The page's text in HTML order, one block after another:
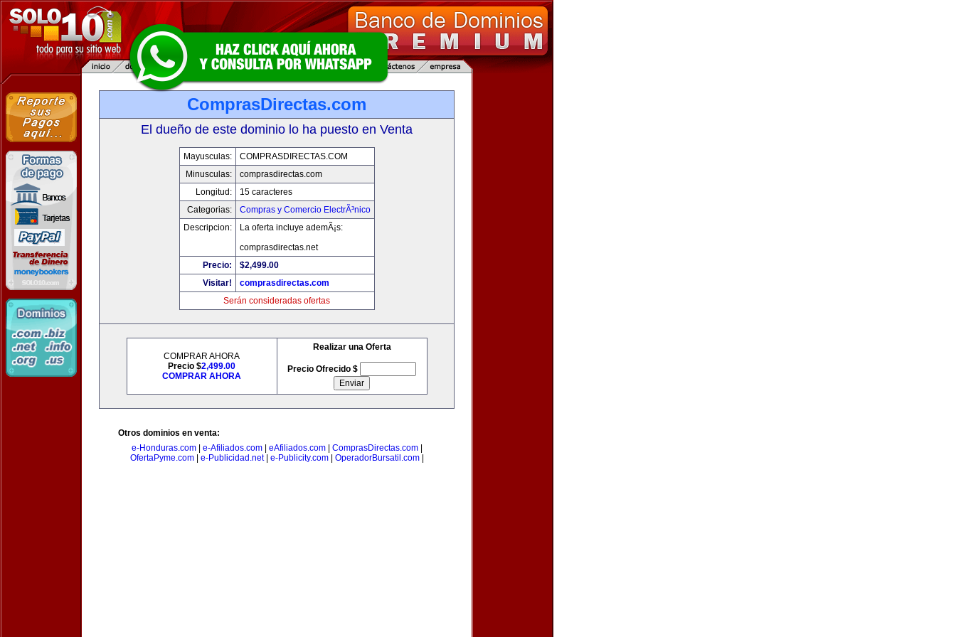
ComprasDirectas.com
El dueño de este dominio lo ha puesto en Venta
Mayusculas:
COMPRASDIRECTAS.COM
Minusculas:
comprasdirectas.com
Longitud:
15 caracteres
Categorias:
Compras y Comercio ElectrÃ³nico
Descripcion:
La oferta incluye ademÃ¡s:
comprasdirectas.net
Precio:
$2,499.00
Visitar!
comprasdirectas.com
Serán consideradas ofertas
COMPRAR AHORA
Precio $2,499.00
COMPRAR AHORA
Realizar una Oferta
Precio Ofrecido $
Otros dominios en venta:
e-Honduras.com| e-Afiliados.com| eAfiliados.com| ComprasDirectas.com|
OfertaPyme.com| e-Publicidad.net| e-Publicity.com| OperadorBursatil.com|